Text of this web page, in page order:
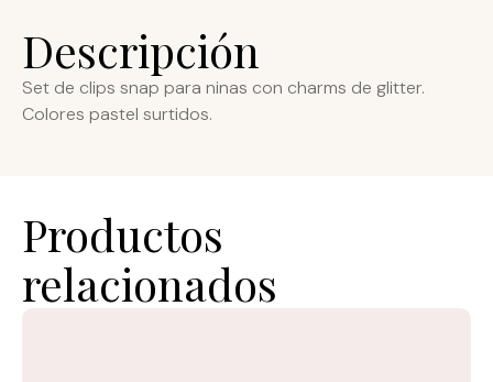
Descripción
Set de clips snap para ninas con charms de glitter.
Colores pastel surtidos.
Productos
relacionados